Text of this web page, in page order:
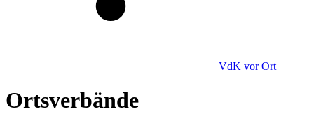
VdK vor Ort
Ortsverbände